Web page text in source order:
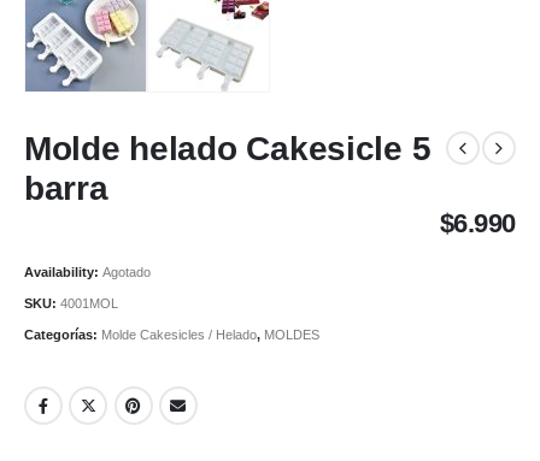
Molde helado Cakesicle 5
barra
$6.990
Availability: Agotado
SKU: 4001MOL
Categorías: Molde Cakesicles / Helado, MOLDES